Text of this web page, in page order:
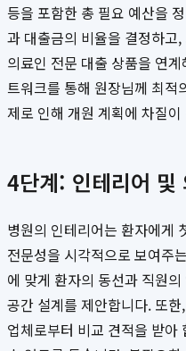
등을 포함한 총 필요 예산을
과 대출금의 비율을 결정하고
의료인 전문 대출 상품을 연
트워크를 통해 원장님께 최적
제로 인해 개원 계획에 차질
4단계: 인테리어 및
병원의 인테리어는 환자에게
전문성을 시각적으로 보여주
에 맞게 환자의 동선과 직원
공간 설계를 제안합니다. 또
업체로부터 비교 견적을 받